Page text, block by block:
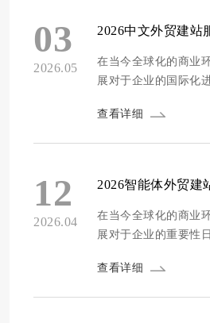
业应根据自身需求、预算和建站公司的
终打造出专业、实用的外贸网站，助力
03
2026.05
在当今全球化的商业
展对于企业的国际化
是企业拓展海外市场
一个优质的外贸网站
际市场上的形象和影响力。 为了帮
到...
查看详细
12
2026.04
在当今全球化的商业
展对于企业的重要性
站，成为了企业拓展
查看详细